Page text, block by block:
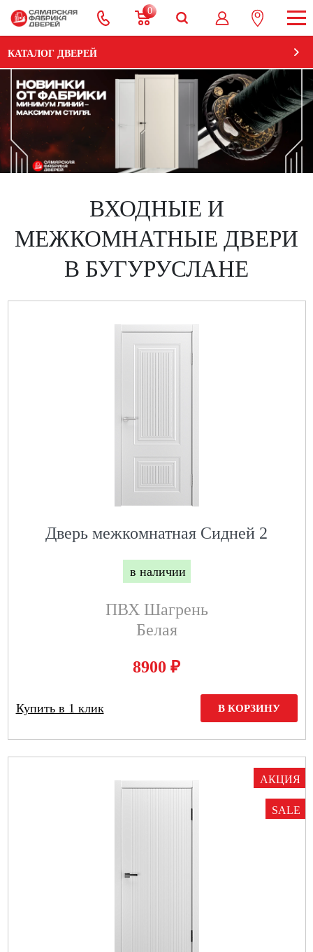
0
КАТАЛОГ ДВЕРЕЙ
ВХОДНЫЕ И
МЕЖКОМНАТНЫЕ ДВЕРИ
В БУГУРУСЛАНЕ
Дверь межкомнатная Сидней 2
в наличии
ПВХ Шагрень
Белая
8900 ₽
Купить в 1 клик В КОРЗИНУ
АКЦИЯ
SALE